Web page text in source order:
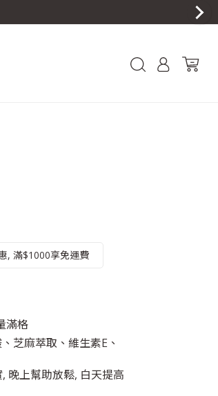
, 滿$1000享免運費
滿格
芝麻萃取、維生素E、
晚上幫助放鬆, 白天提高